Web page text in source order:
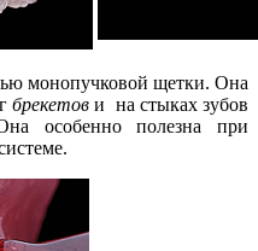
монопучковой щетки. Она
брекетови на стыках зубов
особенно полезна при